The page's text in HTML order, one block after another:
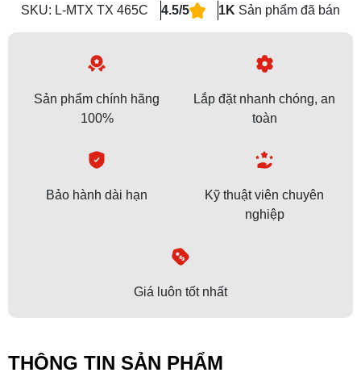
SKU: L-MTX TX 465C 4.5/5 1K Sản phẩm đã bán
Sản phẩm chính hãng
100%
Lắp đặt nhanh chóng, an
toàn
Bảo hành dài hạn
Kỹ thuật viên chuyên
nghiệp
Giá luôn tốt nhất
THÔNG TIN SẢN PHẨM